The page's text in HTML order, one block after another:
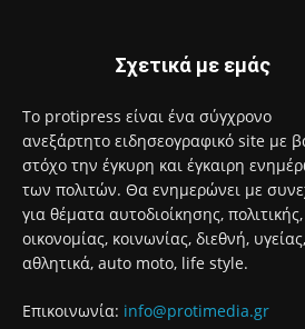
Σχετικά με εμάς
Το protipress είναι ένα σύγχρονο
ανεξάρτητο ειδησεογραφικό site με
στόχο την έγκυρη και έγκαιρη
των πολιτών. Θα ενημερώνει με
για θέματα αυτοδιοίκησης, πολιτικής,
οικονομίας, κοινωνίας, διεθνή, υγείας,
αθλητικά, auto moto, life style.
Επικοινωνία: info@protimedia.gr